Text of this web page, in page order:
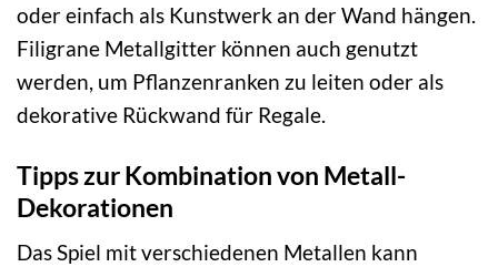
oder einfach als Kunstwerk an der Wand hängen.
Filigrane Metallgitter können auch genutzt
werden, um Pflanzenranken zu leiten oder als
dekorative Rückwand für Regale.
Tipps zur Kombination von Metall-
Dekorationen
Das Spiel mit verschiedenen Metallen kann